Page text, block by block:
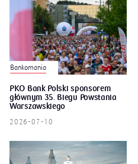
Bankomania
PKO Bank Polski sponsorem
głównym 35. Biegu Powstania
Warszawskiego
2026-07-10